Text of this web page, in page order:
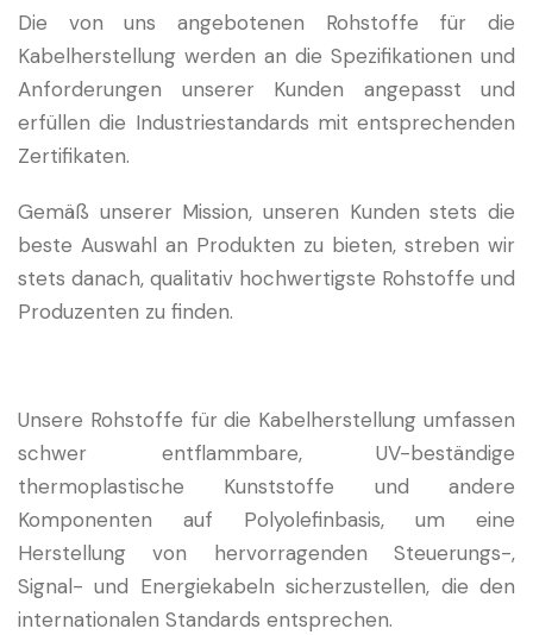
Die von uns angebotenen Rohstoffe für die
Kabelherstellung werden an die Spezifikationen und
Anforderungen unserer Kunden angepasst und
erfüllen die Industriestandards mit entsprechenden
Zertifikaten.
Gemäß unserer Mission, unseren Kunden stets die
beste Auswahl an Produkten zu bieten, streben wir
stets danach, qualitativ hochwertigste Rohstoffe und
Produzenten zu finden.
Unsere Rohstoffe für die Kabelherstellung umfassen
schwer entflammbare, UV-beständige
thermoplastische Kunststoffe und andere
Komponenten auf Polyolefinbasis, um eine
Herstellung von hervorragenden Steuerungs-,
Signal- und Energiekabeln sicherzustellen, die den
internationalen Standards entsprechen.